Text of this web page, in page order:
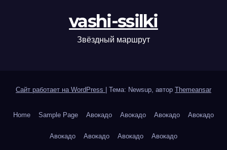
vashi-ssilki
Звёздный маршрут
Сайт работает на WordPress Тема: Newsup, автор Themeansar
Home Sample Page Авокадо Авокадо Авокадо Авокадо
Авокадо Авокадо Авокадо Авокадо